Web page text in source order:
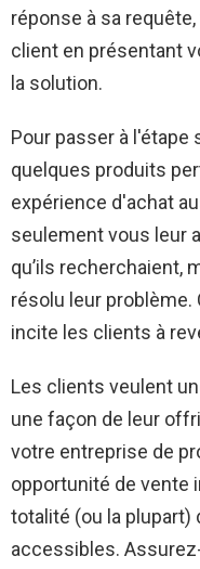
réponse à sa
client en présentant
la solution.
Pour passer à l'étape
quelques produits
expérience d'achat
seulement vous leur
qu’ils recherchaient,
résolu leur problème.
incite les clients à
Les clients veulent
une façon de leur
votre entreprise de
opportunité de vente
totalité (ou la plupart)
accessibles.